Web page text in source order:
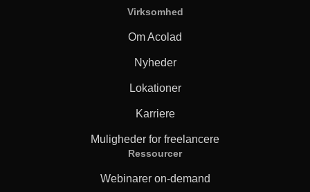
Virksomhed
Om Acolad
Nyheder
Lokationer
Karriere
Muligheder for freelancere
Ressourcer
Webinarer on-demand